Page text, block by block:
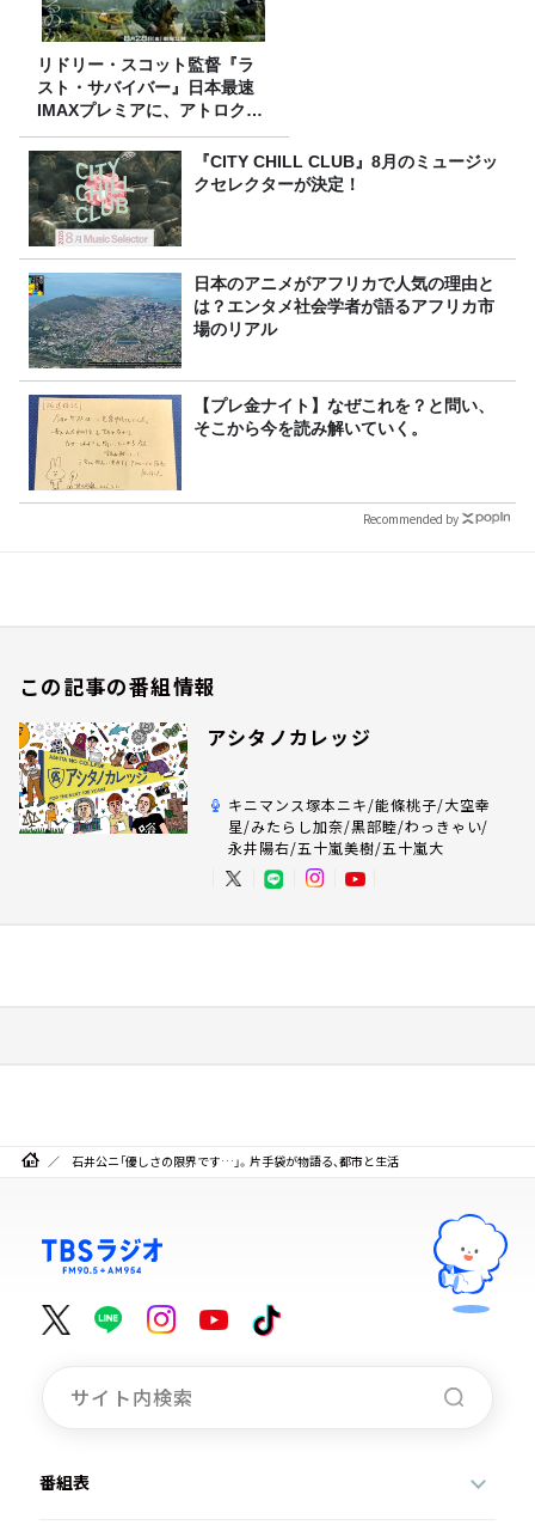
リドリー・スコット監督『ラ
スト・サバイバー』日本最速
IMAXプレミアに、アトロクリ
スナー60名をご招待！
『CITY CHILL CLUB』8月のミュージッ
クセレクターが決定！
日本のアニメがアフリカで人気の理由と
は？エンタメ社会学者が語るアフリカ市
場のリアル
【プレ金ナイト】なぜこれを？と問い、
そこから今を読み解いていく。
Recommended by
この記事の番組情報
アシタノカレッジ
キニマンス塚本ニキ/能條桃子/大空幸
星/みたらし加奈/黒部睦/わっきゃい/
永井陽右/五十嵐美樹/五十嵐大
石井公ニ「優しさの限界です…」。片手袋が物語る、都市と生活
番組表